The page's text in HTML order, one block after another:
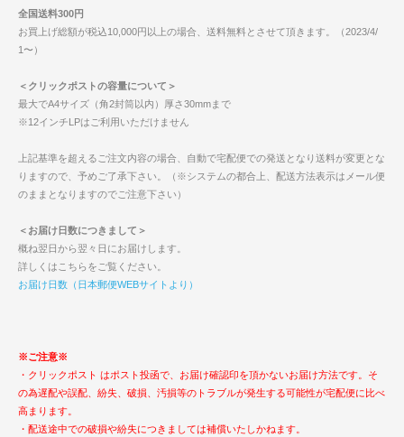
全国送料300円
お買上げ総額が税込10,000円以上の場合、送料無料とさせて頂きます。（2023/4/
1〜）
＜クリックポストの容量について＞
最大でA4サイズ（角2封筒以内）厚さ30mmまで
※12インチLPはご利用いただけません
上記基準を超えるご注文内容の場合、自動で宅配便での発送となり送料が変更とな
りますので、予めご了承下さい。（※システムの都合上、配送方法表示はメール便
のままとなりますのでご注意下さい）
＜お届け日数につきまして＞
概ね翌日から翌々日にお届けします。
詳しくはこちらをご覧ください。
お届け日数（日本郵便WEBサイトより）
※ご注意※
・クリックポスト はポスト投函で、お届け確認印を頂かないお届け方法です。そ
の為遅配や誤配、紛失、破損、汚損等のトラブルが発生する可能性が宅配便に比べ
高まります。
・配送途中での破損や紛失につきましては補償いたしかねます。